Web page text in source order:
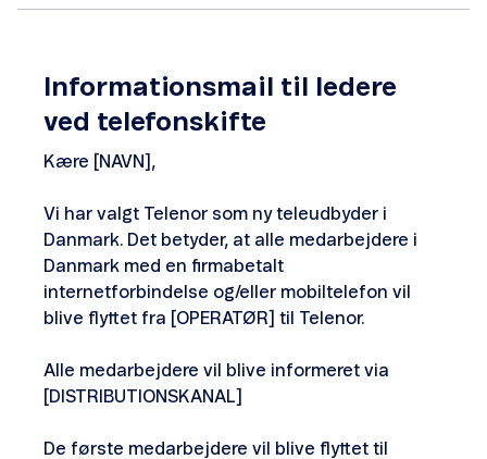
Informationsmail til ledere
ved telefonskifte
Kære [NAVN],
Vi har valgt Telenor som ny teleudbyder i
Danmark. Det betyder, at alle medarbejdere i
Danmark med en firmabetalt
internetforbindelse og/eller mobiltelefon vil
blive flyttet fra [OPERATØR] til Telenor.
Alle medarbejdere vil blive informeret via
[DISTRIBUTIONSKANAL]
De første medarbejdere vil blive flyttet til